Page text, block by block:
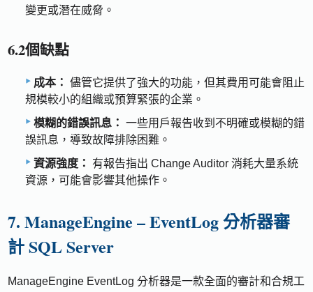
變更或潛在威脅。
6.2個缺點
成本： 儘管它提供了強大的功能，但其費用可能會阻止
規模較小的組織或預算緊張的企業。
模糊的錯誤訊息： 一些用戶報告收到不明確或模糊的錯
誤訊息，導致故障排除困難。
資源強度：
有報告指出 Change Auditor 消耗大量系統
資源，可能會影響其他操作。
7. ManageEngine – EventLog 分析器審
計 SQL Server
ManageEngine EventLog 分析器是一款全面的審計和合規工